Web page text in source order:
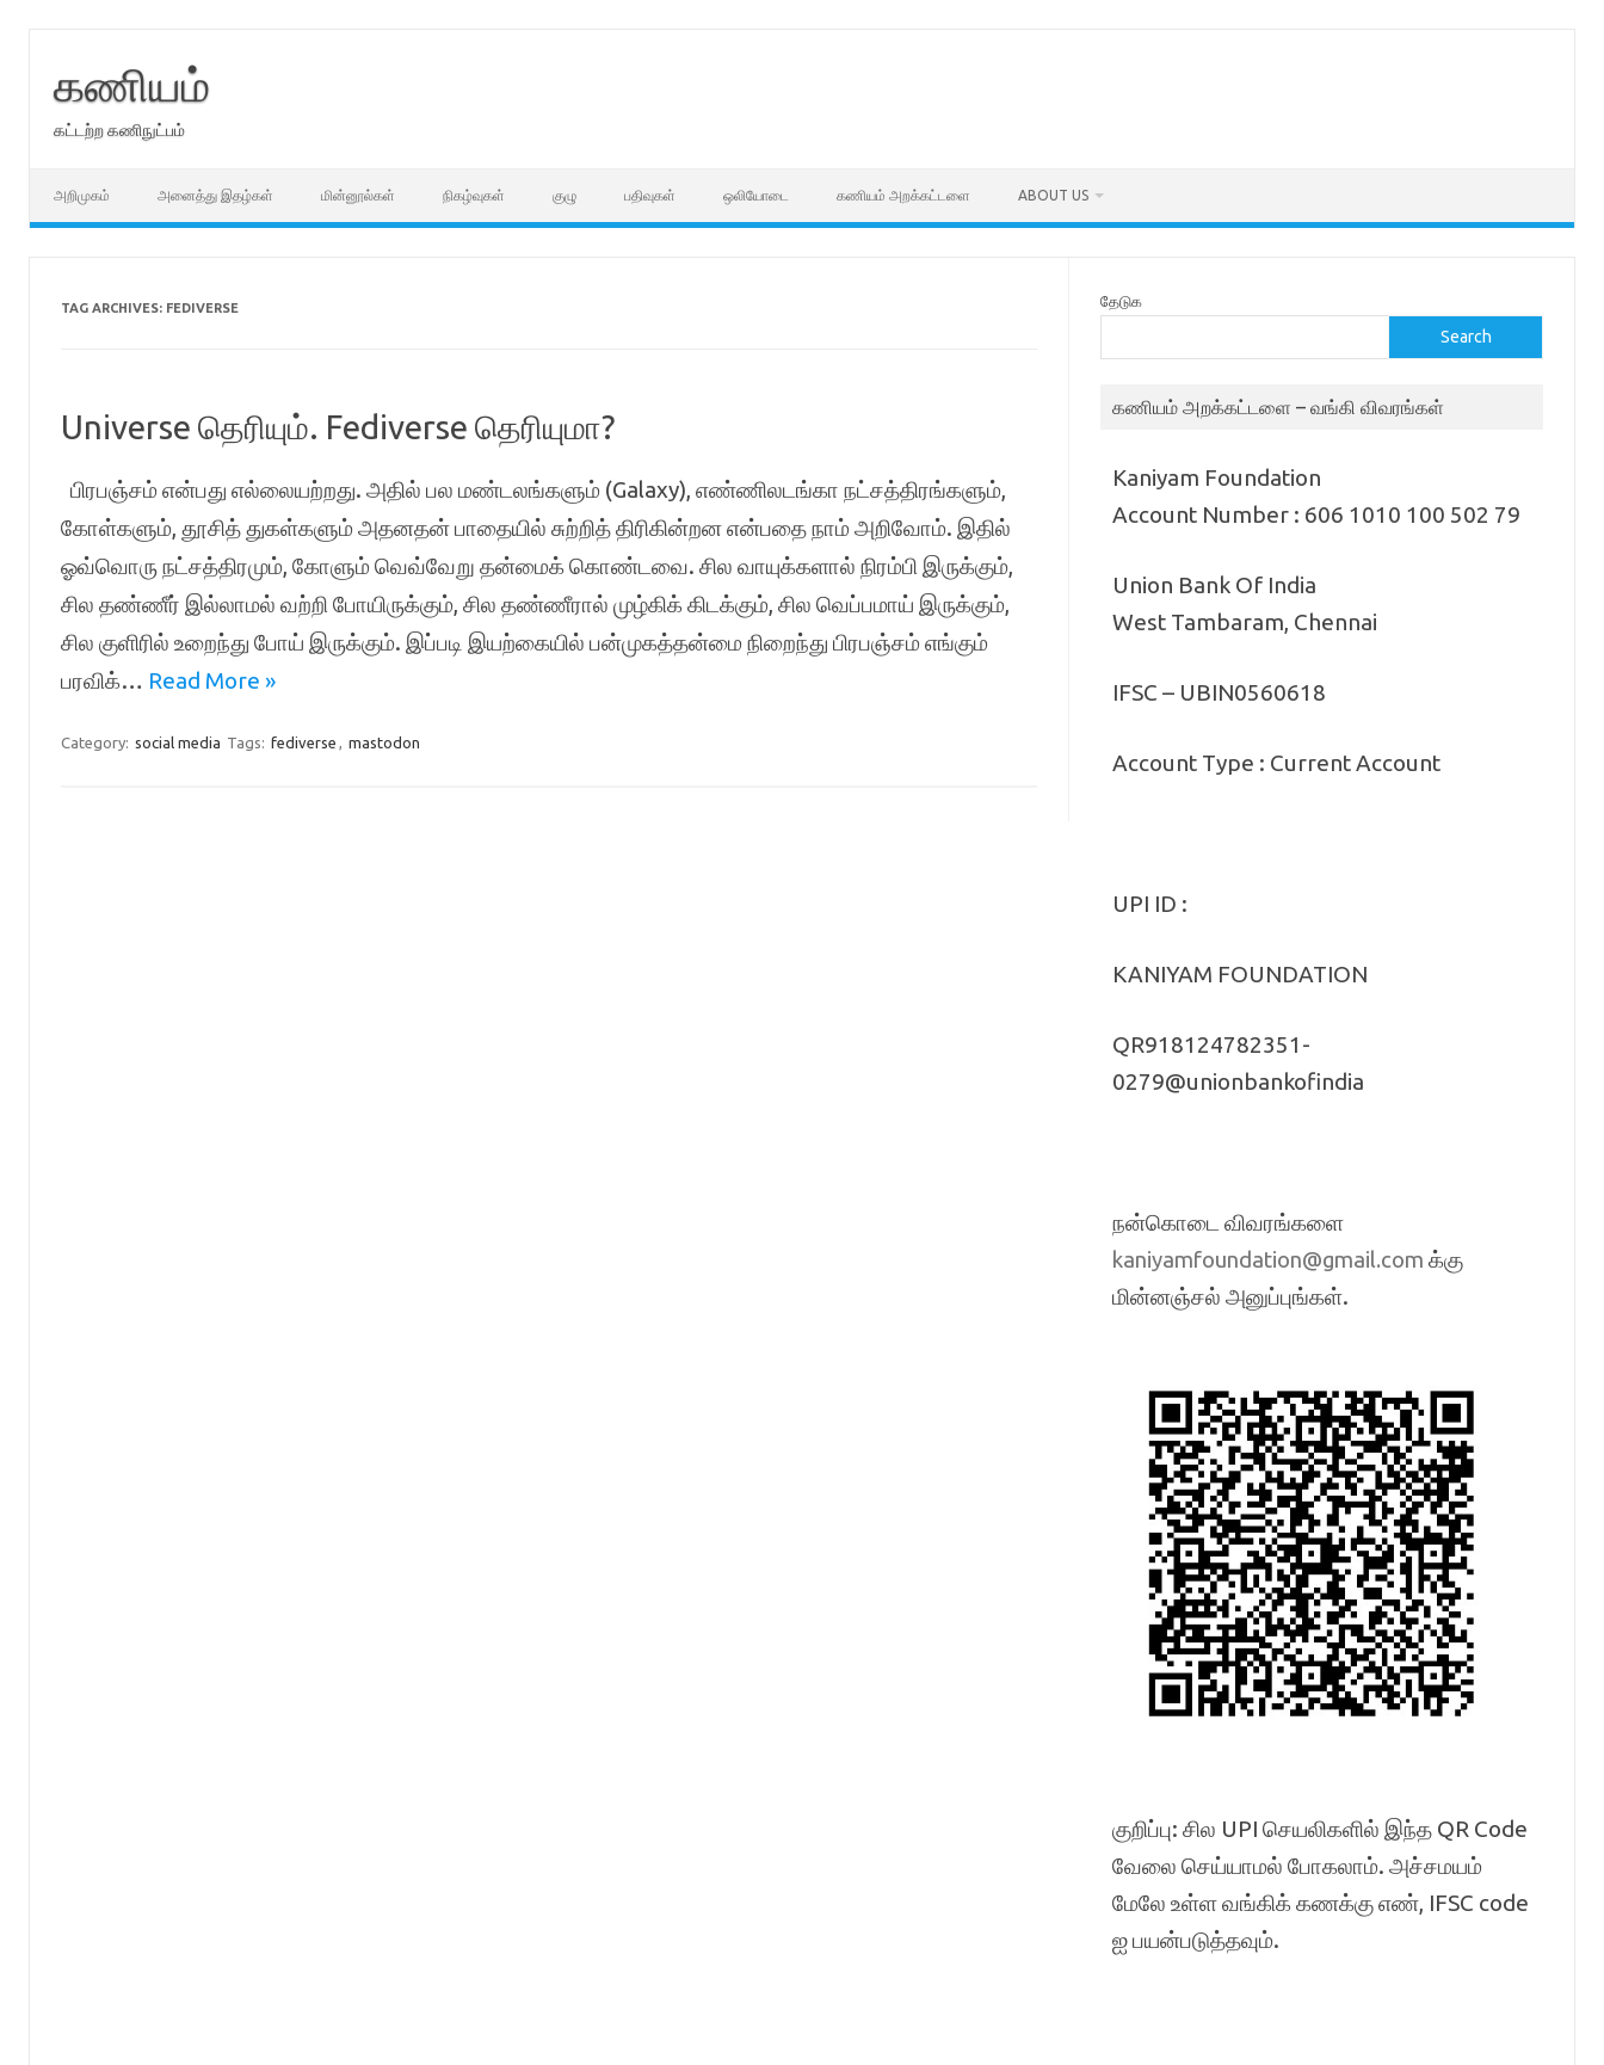
கணியம்
கட்டற்ற கணிநுட்பம்
அறிமுகம் அனைத்து இதழ்கள் மின்னூல்கள் நிகழ்வுகள் குழு பதிவுகள் ஒலியோடை கணியம் அறக்கட்டளை ABOUT US
TAG ARCHIVES: FEDIVERSE
Universe தெரியும். Fediverse தெரியுமா?
பிரபஞ்சம் என்பது எல்லையற்றது. அதில் பல மண்டலங்களும் (Galaxy), எண்ணிலடங்கா நட்சத்திரங்களும்,
கோள்களும், தூசித் துகள்களும் அதனதன் பாதையில் சுற்றித் திரிகின்றன என்பதை நாம் அறிவோம். இதில்
ஓவ்வொரு நட்சத்திரமும், கோளும் வெவ்வேறு தன்மைக் கொண்டவை. சில வாயுக்களால் நிரம்பி இருக்கும்,
சில தண்ணீர் இல்லாமல் வற்றி போயிருக்கும், சில தண்ணீரால் முழ்கிக் கிடக்கும், சில வெப்பமாய் இருக்கும்,
சில குளிரில் உறைந்து போய் இருக்கும். இப்படி இயற்கையில் பன்முகத்தன்மை நிறைந்து பிரபஞ்சம் எங்கும்
பரவிக்… Read More »
Category: social media Tags: fediverse , mastodon
தேடுக
Search
கணியம் அறக்கட்டளை – வங்கி விவரங்கள்
Kaniyam Foundation
Account Number : 606 1010 100 502 79
Union Bank Of India
West Tambaram, Chennai
IFSC – UBIN0560618
Account Type : Current Account
UPI ID :
KANIYAM FOUNDATION
QR918124782351-
0279@unionbankofindia
நன்கொடை விவரங்களை
kaniyamfoundation@gmail.com க்கு
மின்னஞ்சல் அனுப்புங்கள்.
குறிப்பு: சில UPI செயலிகளில் இந்த QR Code
வேலை செய்யாமல் போகலாம். அச்சமயம்
மேலே உள்ள வங்கிக் கணக்கு எண், IFSC code
ஐ பயன்படுத்தவும்.